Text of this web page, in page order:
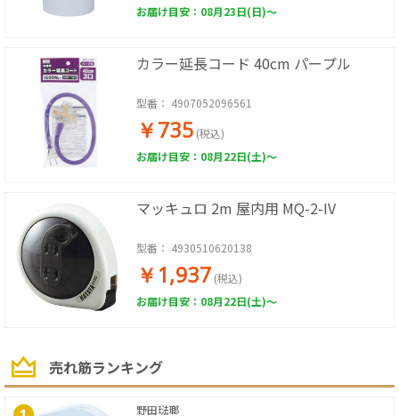
お届け目安：08月23日(日)～
カラー延長コード 40cm パープル
型番： 4907052096561
￥735 (税込)
お届け目安：08月22日(土)～
マッキュロ 2m 屋内用 MQ-2-IV
型番： 4930510620138
￥1,937 (税込)
お届け目安：08月22日(土)～
売れ筋ランキング
野田琺瑯